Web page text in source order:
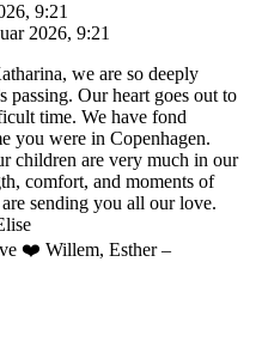
9:21
2026, 9:21
we are so deeply
passing. Our heart goes out to
time. We have fond
you were in Copenhagen.
children are very much in our
comfort, and moments of
sending you all our love.
❤️ Willem, Esther –